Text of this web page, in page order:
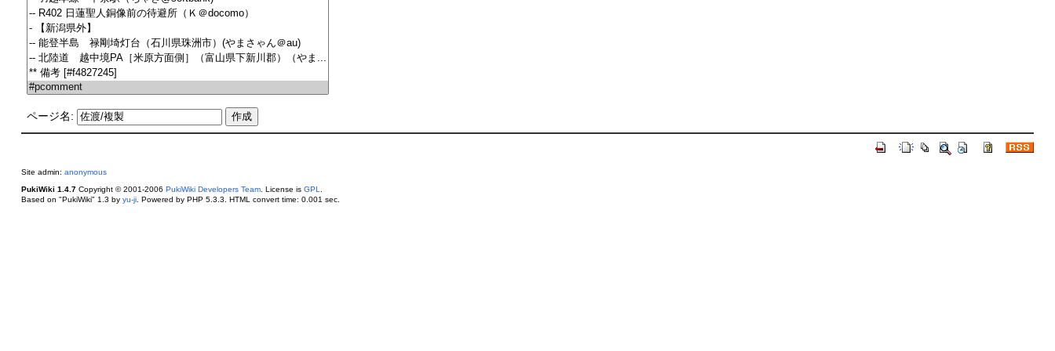
ページ名:
Site admin: anonymous
PukiWiki 1.4.7Copyright © 2001-2006 PukiWiki Developers Team. License is GPL
Based on "PukiWiki" 1.3 by yu-ji. Powered by PHP 5.3.3. HTML convert time: 0.001 sec.